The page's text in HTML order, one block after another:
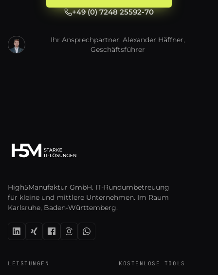
+49 (0) 7248 25592-70
Ihr Ansprechpartner: Alexander Häffner,
Geschäftsführer
High5Manufaktur GmbH. IT-Rundumbetreuung
für kleine und mittlere Unternehmen. Im Raum
Karlsruhe, Baden-Württemberg.
LEISTUNGEN KOSTENLOSE TOOLS